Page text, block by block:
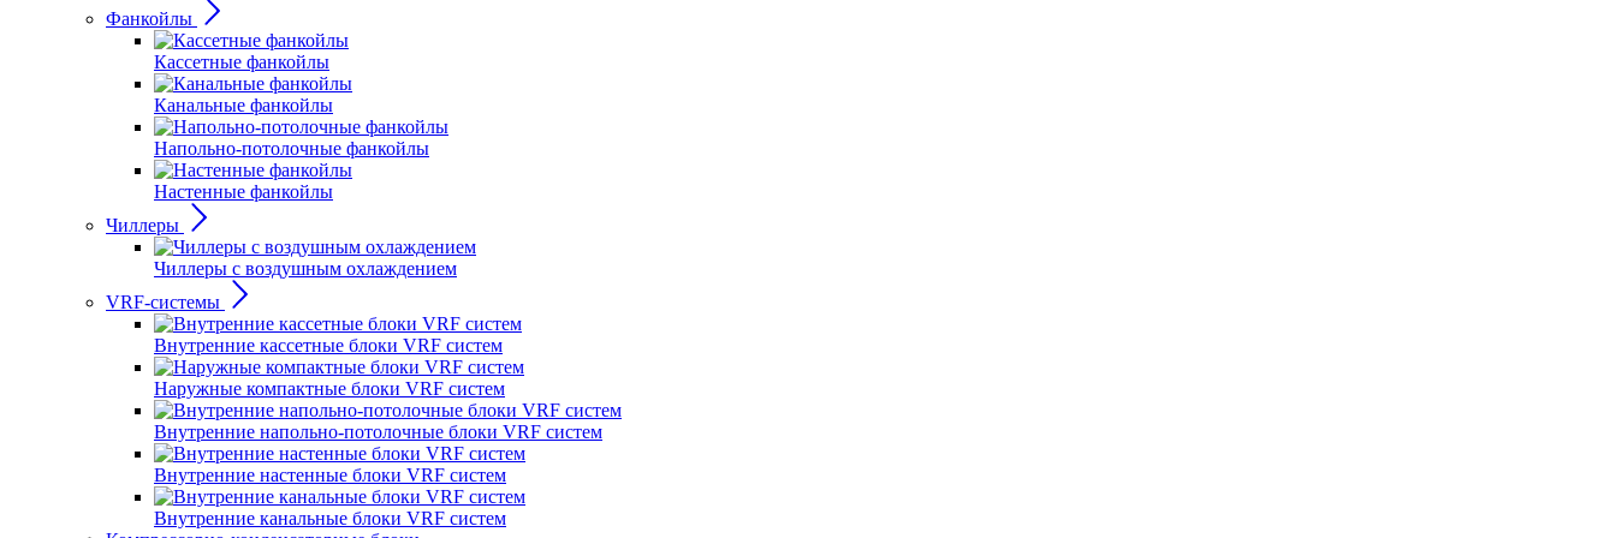
Фанкойлы
Кассетные фанкойлы
Канальные фанкойлы
Напольно-потолочные фанкойлы
Настенные фанкойлы
Чиллеры
Чиллеры с воздушным охлаждением
VRF-системы
Внутренние кассетные блоки VRF систем
Наружные компактные блоки VRF систем
Внутренние напольно-потолочные блоки VRF систем
Внутренние настенные блоки VRF систем
Внутренние канальные блоки VRF систем